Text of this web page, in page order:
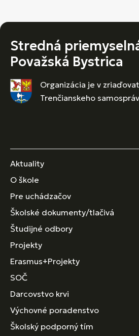
Stredná
Považská Bystrica
Organizácia je v
Trenčianskeho
Aktuality
O škole
Pre uchádzačov
Školské dokumenty/tlačivá
Študijné odbory
Projekty
Erasmus+Projekty
SOČ
Darcovstvo krvi
Výchovné poradenstvo
Školský podporný tím